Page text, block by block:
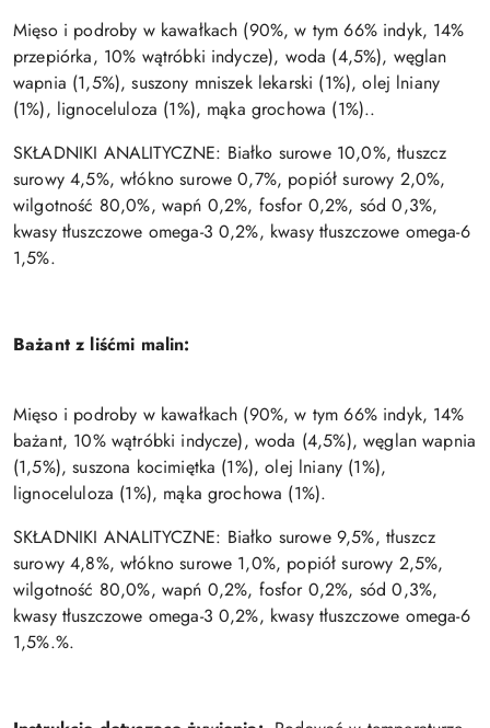
Mięso i podroby w kawałkach (90%, w tym 66% indyk, 14%
przepiórka, 10% wątróbki indycze), woda (4,5%), węglan
wapnia (1,5%), suszony mniszek lekarski (1%), olej lniany
(1%), lignoceluloza (1%), mąka grochowa (1%)..
SKŁADNIKI ANALITYCZNE: Białko surowe 10,0%, tłuszcz
surowy 4,5%, włókno surowe 0,7%, popiół surowy 2,0%,
wilgotność 80,0%, wapń 0,2%, fosfor 0,2%, sód 0,3%,
kwasy tłuszczowe omega-3 0,2%, kwasy tłuszczowe omega-6
1,5%.
Bażant z liśćmi malin:
Mięso i podroby w kawałkach (90%, w tym 66% indyk, 14%
bażant, 10% wątróbki indycze), woda (4,5%), węglan wapnia
(1,5%), suszona kocimiętka (1%), olej lniany (1%),
lignoceluloza (1%), mąka grochowa (1%).
SKŁADNIKI ANALITYCZNE: Białko surowe 9,5%, tłuszcz
surowy 4,8%, włókno surowe 1,0%, popiół surowy 2,5%,
wilgotność 80,0%, wapń 0,2%, fosfor 0,2%, sód 0,3%,
kwasy tłuszczowe omega-3 0,2%, kwasy tłuszczowe omega-6
1,5%.%.